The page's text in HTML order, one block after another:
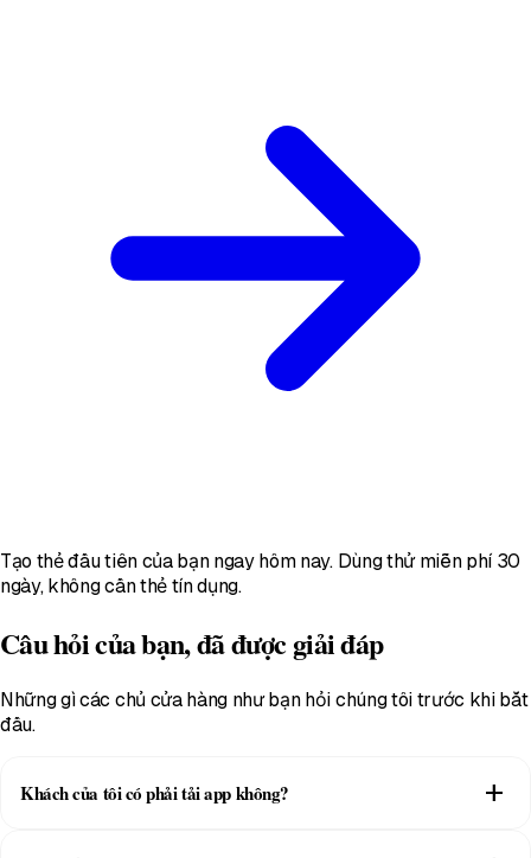
Tạo thẻ đầu tiên của bạn ngay hôm nay. Dùng thử miễn phí 30
ngày, không cần thẻ tín dụng.
Câu hỏi của bạn, đã được giải đáp
Những gì các chủ cửa hàng như bạn hỏi chúng tôi trước khi bắt
đầu.
Khách của tôi có phải tải app không? add